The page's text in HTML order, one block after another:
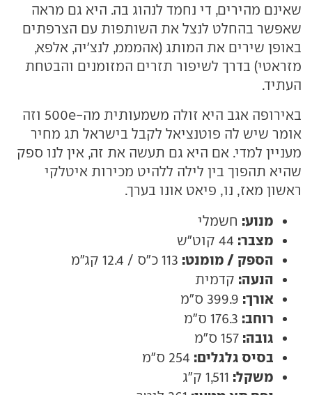
שאינם מהירים, די נחמד לנהוג בה. היא גם מראה
שאפשר בהחלט לנצל את השותפות עם הצרפתים
באופן שירים את המותג (אהמממ, לנצ'יה, אלפא,
מזראטי) בדרך לשיפור תזרים המזומנים והבטחת
העתיד.
באירופה אגב היא זולה משמעותית מה-500e וזה
אומר שיש לה פוטנציאל לקבל בישראל תג מחיר
מעניין למדי. אם היא גם תעשה את זה, אין לנו ספק
שהיא תהפוך בין לילה ללהיט מכירות איטלקי
ראשון מאז, נו, פיאט אונו בערך.
מנוע: חשמלי
מצבר:
הספק / מומנט:
הנעה: קדמית
אורך:
רוחב:
גובה:
בסיס גלגלים:
משקל: